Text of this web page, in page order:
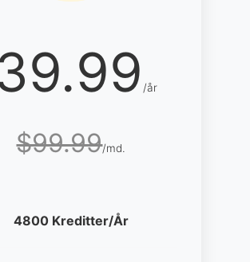
/år
$99.99/md.
4800 Kreditter/År